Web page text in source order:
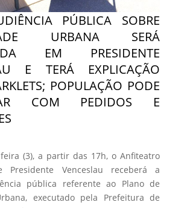
PÚBLICA SOBRE
URBANA SERÁ
EM PRESIDENTE
E TERÁ EXPLICAÇÃO
POPULAÇÃO PODE
COM PEDIDOS E
(3), a partir das 17h, o Anfiteatro
Presidente Venceslau receberá a
pública referente ao Plano de
executado pela Prefeitura de